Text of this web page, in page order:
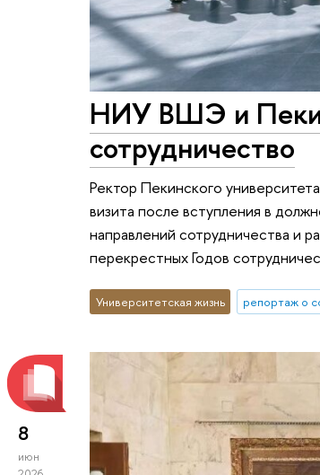
НИУ ВШЭ и
сотрудничество
Ректор Пекинского
визита после вступления в
направлений сотрудничества и
перекрестных Годов
Университетская жизнь репортаж о
8
июн